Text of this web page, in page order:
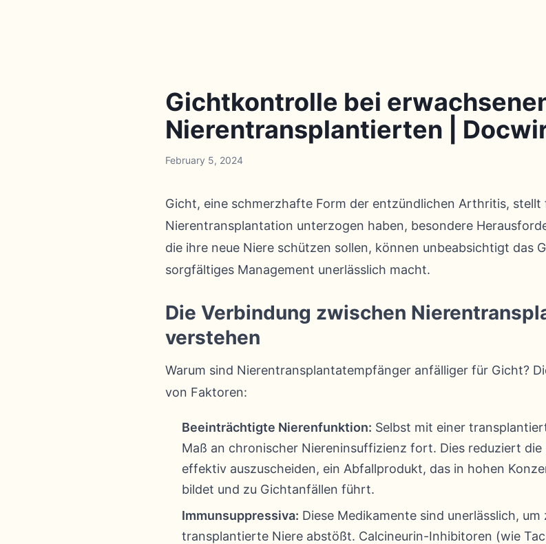
Gichtkontrolle bei
Nierentransplantierten |
February 5, 2024
Gicht, eine schmerzhafte Form der entzündlichen Arthritis, stellt
Nierentransplantation unterzogen haben, besondere
die ihre neue Niere schützen sollen, können unbeabsichtigt das
sorgfältiges Management unerlässlich macht.
Die Verbindung zwischen
verstehen
Warum sind Nierentransplantatempfänger anfälliger für Gicht?
von Faktoren:
Beeinträchtigte Nierenfunktion: Selbst mit einer
Maß an chronischer Niereninsuffizienz fort. Dies reduziert die
effektiv auszuscheiden, ein Abfallprodukt, das in hohen
bildet und zu Gichtanfällen führt.
Immunsuppressiva: Diese Medikamente sind unerlässlich,
transplantierte Niere abstößt. Calcineurin-Inhibitoren (wie